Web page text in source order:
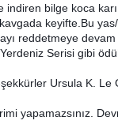
bilge koca
keyifte.Bu
reddetmeye
Serisi gibi
Ursula K. Le
yapamazsınız.